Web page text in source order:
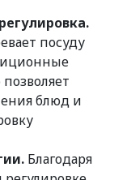
посуду
блюд и
Благодаря